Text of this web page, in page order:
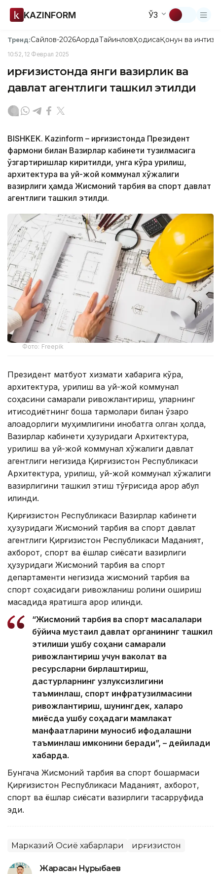
KAZINFORM ЎЗ
Тренд:Сайлов-2026АқордаТайинловҲодисаҚонун ва
10:52, 12 Феврал 2025
Қирғизистонда янги вазирлик ва
давлат агентлиги ташкил этилди
BISHKEK. Kazinform – Қирғизистонда Президент
фармони билан Вазирлар кабинети тузилмасига
ўзгартиришлар киритилди, унга кўра Қурилиш,
архитектура ва уй-жой коммунал хўжалиги
вазирлиги ҳамда Жисмоний тарбия ва спорт давлат
агентлиги ташкил этилди.
Фото: Freepik
Президент матбуот хизмати хабарига кўра,
архитектура, қурилиш ва уй-жой коммунал
соҳасини самарали ривожлантириш, уларнинг
иқтисодиётнинг бошқа тармоқлари билан ўзаро
алоқадорлиги муҳимлигини инобатга олган ҳолда,
Вазирлар кабинети ҳузуридаги Архитектура,
қурилиш ва уй-жой коммунал хўжалиги давлат
агентлиги негизида Қирғизистон Республикаси
Архитектура, қурилиш, уй-жой коммунал хўжалиги
вазирлигини ташкил этиш тўғрисида қарор қабул
қилинди.
Қирғизистон Республикаси Вазирлар кабинети
ҳузуридаги Жисмоний тарбия ва спорт давлат
агентлиги Қирғизистон Республикаси Маданият,
ахборот, спорт ва ёшлар сиёсати вазирлиги
ҳузуридаги Жисмоний тарбия ва спорт
департаменти негизида жисмоний тарбия ва
спорт соҳасидаги ривожланиш ролини ошириш
мақсадида яратишга қарор қилинди.
“Жисмоний тарбия ва спорт масалалари
бўйича мустақил давлат органининг ташкил
этилиши ушбу соҳани самарали
ривожлантириш учун ваколат ва
ресурсларни бирлаштириш,
дастурларнинг узлуксизлигини
таъминлаш, спорт инфратузилмасини
ривожлантириш, шунингдек, халқаро
миқёсда ушбу соҳадаги мамлакат
манфаатларини муносиб ифодалашни
таъминлаш имконини беради”, – дейилади
хабарда.
Бунгача Жисмоний тарбия ва спорт бошқармаси
Қирғизистон Республикаси Маданият, ахборот,
спорт ва ёшлар сиёсати вазирлиги тасарруфида
эди.
Марказий Осиё хабарлари Қирғизистон
Жарасқан Нұрыбаев